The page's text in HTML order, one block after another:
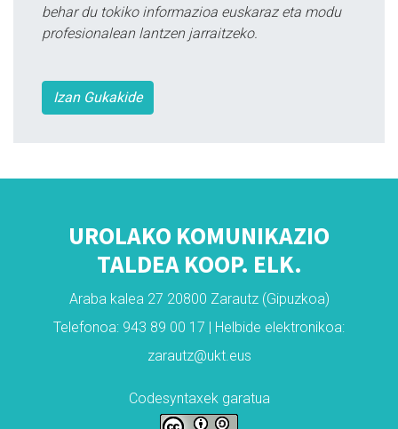
behar du tokiko informazioa euskaraz eta modu
profesionalean lantzen jarraitzeko.
Izan Gukakide
UROLAKO KOMUNIKAZIO
TALDEA KOOP. ELK.
Araba kalea 27 20800 Zarautz (Gipuzkoa)
Telefonoa: 943 89 00 17 | Helbide elektronikoa:
zarautz@ukt.eus
Codesyntaxek garatua